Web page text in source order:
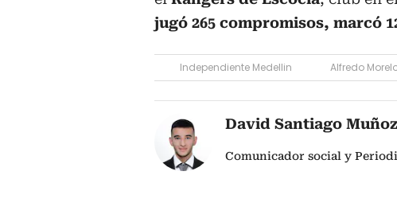
jugó 265 compromisos, marcó
Independiente Medellin Alfredo
David Santiago
Comunicador social y